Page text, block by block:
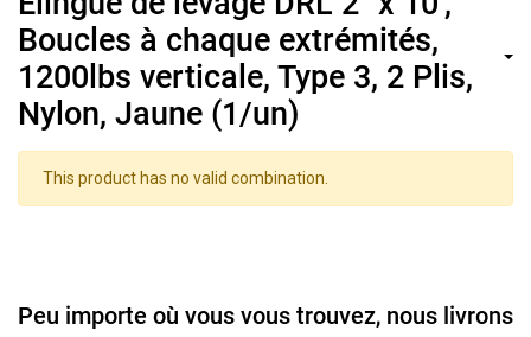
Boucles à chaque extrémités,
1200lbs verticale, Type 3, 2 Plis,
Nylon, Jaune (1/un)
This product has no valid combination.
Peu importe où vous vous trouvez, nous livrons